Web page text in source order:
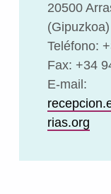
20500
(Gipuzkoa)
Teléfono:
Fax: +34
E-mail:
rias.org